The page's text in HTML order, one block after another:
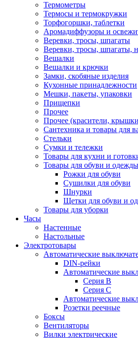
Термометры
Термосы и термокружки
Торфогоршки, таблетки
Аромадиффузоры и
Веревки, тросы, шпагаты
Веревки, тросы, шпагаты,
Вешалки
Вешалки и крючки
Замки, скобяные изделия
Кухонные принадлежности
Мешки, пакеты, упаковки
Прищепки
Прочее
Прочее (красители,
Сантехника и товары для
Стельки
Сумки и тележки
Товары для кухни и
Товары для обуви и одежды
Рожки для обуви
Сушилки для обуви
Шнурки
Щетки для обуви и
Товары для уборки
Часы
Настенные
Настольные
Электротовары
Автоматические
DIN-рейки
Автоматические
Серия B
Серия С
Автоматические
Розетки реечные
Боксы
Вентиляторы
Вилки электрические